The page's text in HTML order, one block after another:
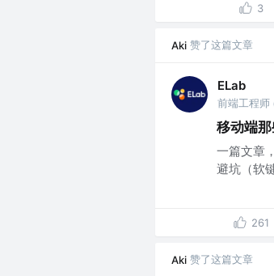
3
Aki 赞了这篇文章
ELab
前端工程师
移动端
一篇文章
避坑（软
261
Aki 赞了这篇文章